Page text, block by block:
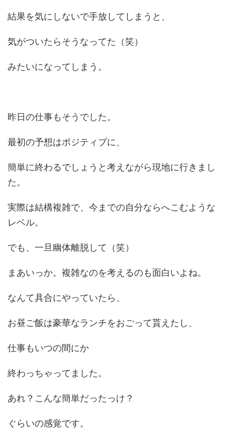
結果を気にしないで手放してしまうと、
気がついたらそうなってた（笑）
みたいになってしまう。
昨日の仕事もそうでした。
最初の予想はポジティブに、
簡単に終わるでしょうと考えながら現地に行きまし
た。
実際は結構複雑で、今までの自分ならへこむような
レベル。
でも、一旦幽体離脱して（笑）
まあいっか。複雑なのを考えるのも面白いよね。
なんて具合にやっていたら、
お昼ご飯は豪華なランチをおごって貰えたし、
仕事もいつの間にか
終わっちゃってました。
あれ？こんな簡単だったっけ？
ぐらいの感覚です。